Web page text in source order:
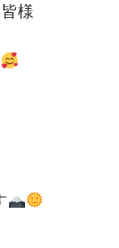
様